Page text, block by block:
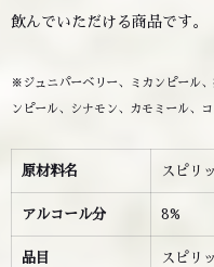
飲んでいただける商品です。
※ジュニパーベリー、ミカンピール
ンピール、シナモン、カモミール、
原材料名 スピリ
アルコール分 8%
品目 スピリ